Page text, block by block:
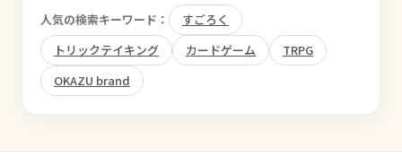
人気の検索キーワード：
すごろく
トリックテイキング
カードゲーム
TRPG
OKAZU brand